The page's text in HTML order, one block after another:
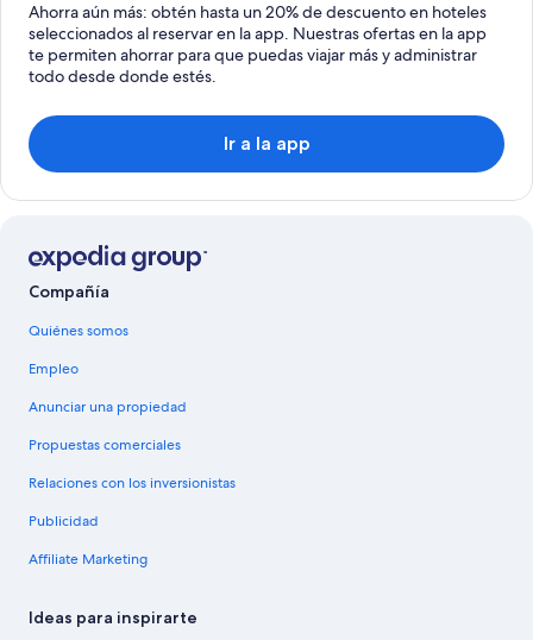
Ahorra aún más: obtén hasta un 20% de descuento en hoteles
seleccionados al reservar en la app. Nuestras ofertas en la app
te permiten ahorrar para que puedas viajar más y administrar
todo desde donde estés.
Ir a la app
Compañía
Quiénes somos
Empleo
Anunciar una propiedad
Propuestas comerciales
Relaciones con los inversionistas
Publicidad
Affiliate Marketing
Ideas para inspirarte